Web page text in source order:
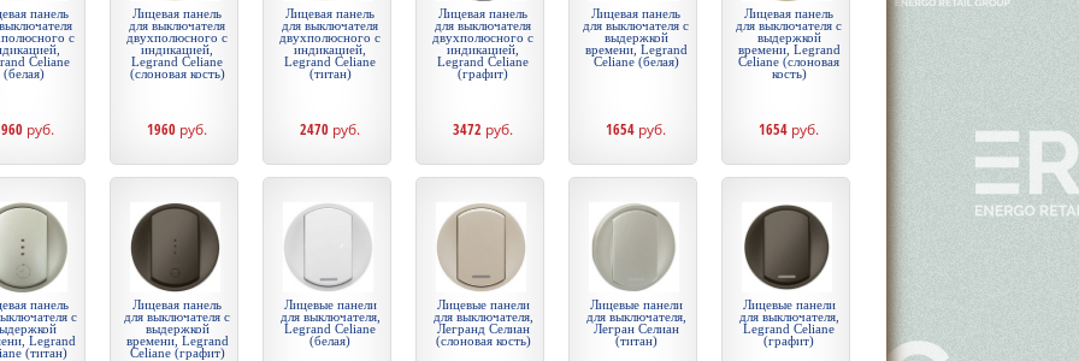
панель
с
Celiane
(белая)
руб.
Лицевая панель
для выключателя
двухполюсного с
индикацией,
Legrand Celiane
(слоновая кость)
1960 руб.
Лицевая панель
для выключателя
двухполюсного с
индикацией,
Legrand Celiane
(титан)
2470 руб.
Лицевая панель
для выключателя
двухполюсного с
индикацией,
Legrand Celiane
(графит)
3472 руб.
Лицевая панель
для выключателя с
выдержкой
времени, Legrand
Celiane (белая)
1654 руб.
Лицевая панель
для выключателя с
выдержкой
времени, Legrand
Celiane (слоновая
кость)
1654 руб.
панель
с
Legrand
(титан)
Лицевая панель
для выключателя с
выдержкой
времени, Legrand
Celiane (графит)
Лицевые панели
для выключателя,
Legrand Celiane
(белая)
Лицевые панели
для выключателя,
Легранд Селиан
(слоновая кость)
Лицевые панели
для выключателя,
Легран Селиан
(титан)
Лицевые панели
для выключателя,
Legrand Celiane
(графит)